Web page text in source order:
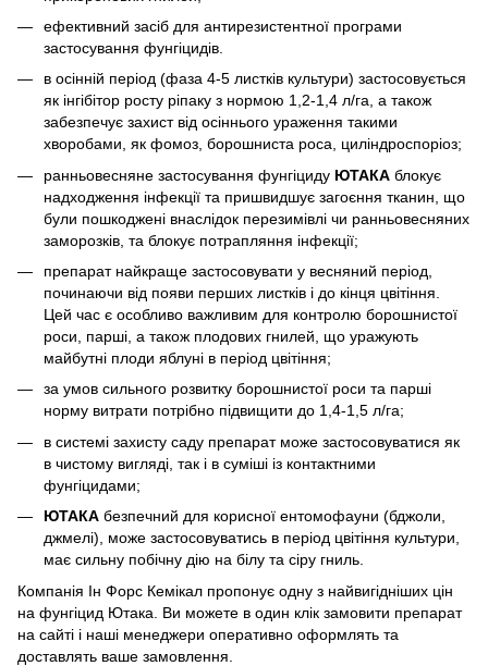
ефективний засіб для антирезистентної програми
застосування фунгіцидів.
в осінній період (фаза 4-5 листків культури) застосовується
як інгібітор росту ріпаку з нормою 1,2-1,4 л/га, а також
забезпечує захист від осіннього ураження такими
хворобами, як фомоз, борошниста роса, циліндроспоріоз;
ранньовесняне застосування фунгіциду ЮТАКА блокує
надходження інфекції та пришвидшує загоєння тканин, що
були пошкоджені внаслідок перезимівлі чи ранньовесняних
заморозків, та блокує потрапляння інфекції;
препарат найкраще застосовувати у весняний період,
починаючи від появи перших листків і до кінця цвітіння.
Цей час є особливо важливим для контролю борошнистої
роси, парші, а також плодових гнилей, що уражують
майбутні плоди яблуні в період цвітіння;
за умов сильного розвитку борошнистої роси та парші
норму витрати потрібно підвищити до 1,4-1,5 л/га;
в системі захисту саду препарат може застосовуватися як
в чистому вигляді, так і в суміші із контактними
фунгіцидами;
ЮТАКА безпечний для корисної ентомофауни (бджоли,
джмелі), може застосовуватись в період цвітіння культури,
має сильну побічну дію на білу та сіру гниль.
Компанія Ін Форс Кемікал пропонує одну з найвигідніших цін
на фунгіцид Ютака. Ви можете в один клік замовити препарат
на сайті і наші менеджери оперативно оформлять та
доставлять ваше замовлення.